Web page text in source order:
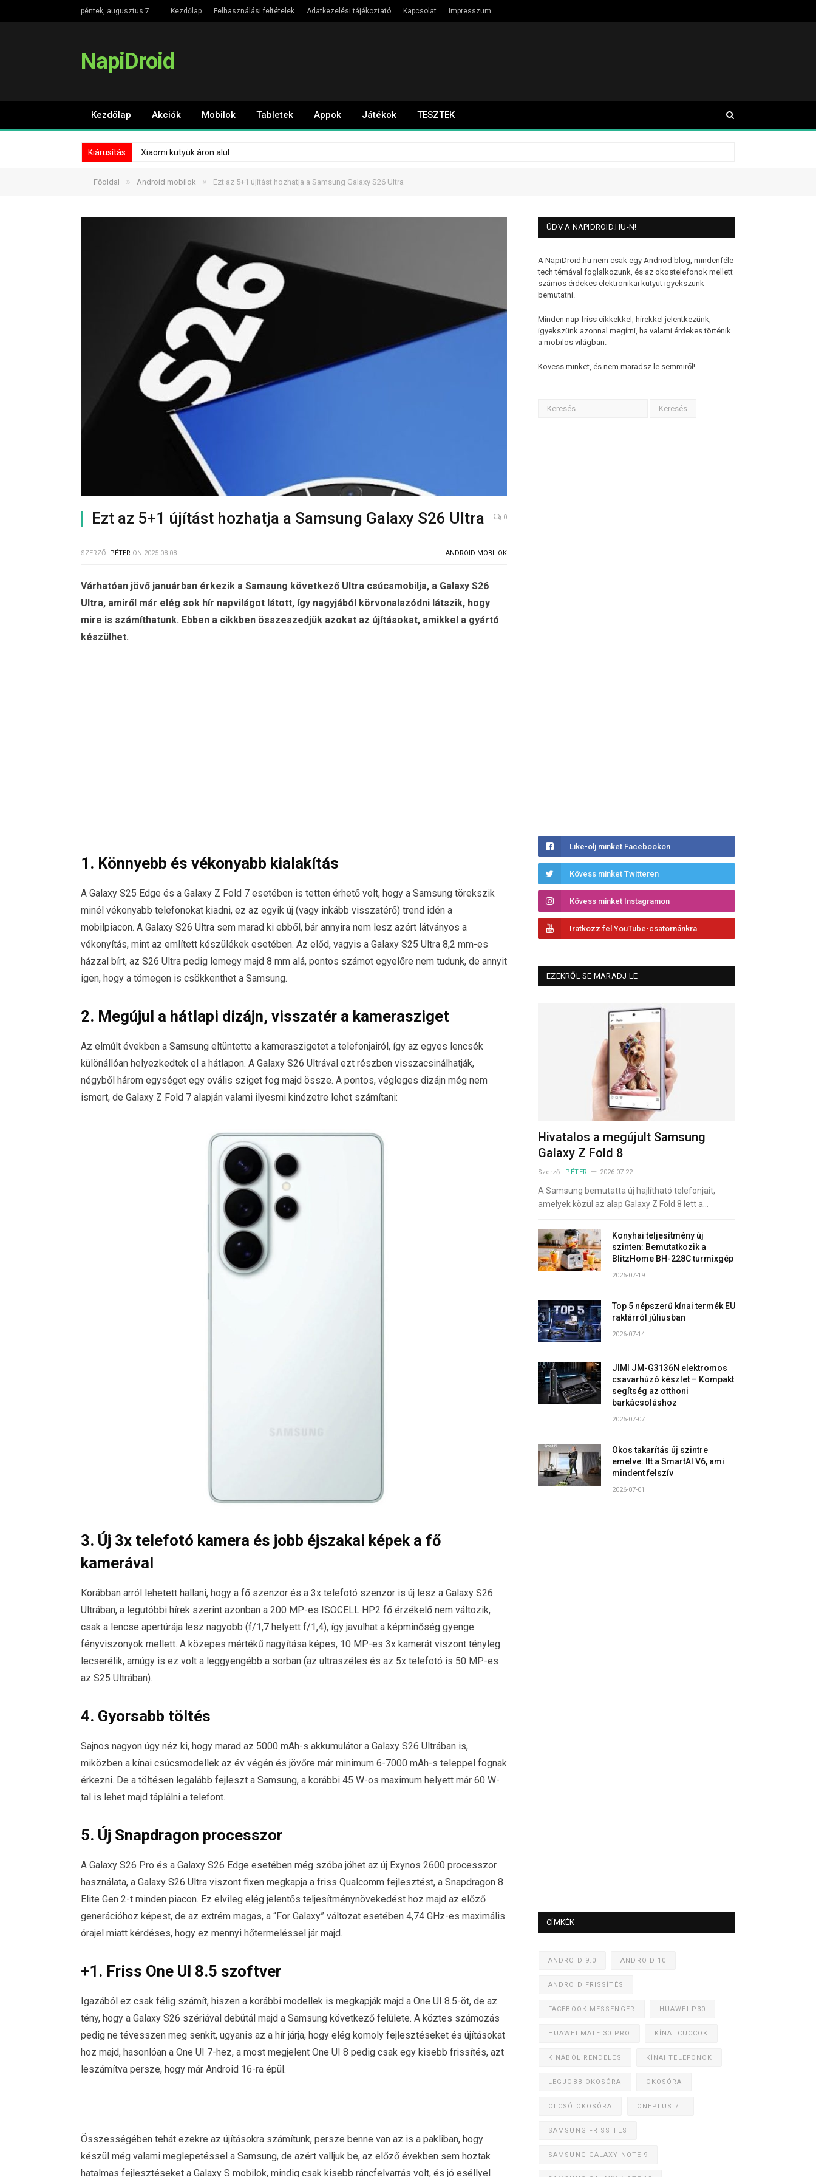
péntek, augusztus 7 Kezdőlap Felhasználási feltételek Adatkezelési tájékoztató Kapcsolat Impresszum
NapiDroid
Kezdőlap Akciók Mobilok Tabletek Appok Játékok TESZTEK
Kiárusítás Xiaomi kütyük áron alul
Főoldal » Android mobilok » Ezt az 5+1 újítást hozhatja a Samsung Galaxy S26 Ultra
Ezt az 5+1 újítást hozhatja a Samsung Galaxy S26 Ultra 0
SZERZŐ: PÉTER ON 2025-08-08 ANDROID MOBILOK
Várhatóan jövő januárban érkezik a Samsung következő Ultra csúcsmobilja, a Galaxy S26
Ultra, amiről már elég sok hír napvilágot látott, így nagyjából körvonalazódni látszik, hogy
mire is számíthatunk. Ebben a cikkben összeszedjük azokat az újításokat, amikkel a gyártó
készülhet.
1. Könnyebb és vékonyabb kialakítás
A Galaxy S25 Edge és a Galaxy Z Fold 7 esetében is tetten érhető volt, hogy a Samsung törekszik
minél vékonyabb telefonokat kiadni, ez az egyik új (vagy inkább visszatérő) trend idén a
mobilpiacon. A Galaxy S26 Ultra sem marad ki ebből, bár annyira nem lesz azért látványos a
vékonyítás, mint az említett készülékek esetében. Az előd, vagyis a Galaxy S25 Ultra 8,2 mm-es
házzal bírt, az S26 Ultra pedig lemegy majd 8 mm alá, pontos számot egyelőre nem tudunk, de annyit
igen, hogy a tömegen is csökkenthet a Samsung.
2. Megújul a hátlapi dizájn, visszatér a kamerasziget
Az elmúlt években a Samsung eltüntette a kameraszigetet a telefonjairól, így az egyes lencsék
különállóan helyezkedtek el a hátlapon. A Galaxy S26 Ultrával ezt részben visszacsinálhatják,
négyből három egységet egy ovális sziget fog majd össze. A pontos, végleges dizájn még nem
ismert, de Galaxy Z Fold 7 alapján valami ilyesmi kinézetre lehet számítani:
3. Új 3x telefotó kamera és jobb éjszakai képek a fő
kamerával
Korábban arról lehetett hallani, hogy a fő szenzor és a 3x telefotó szenzor is új lesz a Galaxy S26
Ultrában, a legutóbbi hírek szerint azonban a 200 MP-es ISOCELL HP2 fő érzékelő nem változik,
csak a lencse apertúrája lesz nagyobb (f/1,7 helyett f/1,4), így javulhat a képminőség gyenge
fényviszonyok mellett. A közepes mértékű nagyítása képes, 10 MP-es 3x kamerát viszont tényleg
lecserélik, amúgy is ez volt a leggyengébb a sorban (az ultraszéles és az 5x telefotó is 50 MP-es
az S25 Ultrában).
4. Gyorsabb töltés
Sajnos nagyon úgy néz ki, hogy marad az 5000 mAh-s akkumulátor a Galaxy S26 Ultrában is,
miközben a kínai csúcsmodellek az év végén és jövőre már minimum 6-7000 mAh-s teleppel fognak
érkezni. De a töltésen legalább fejleszt a Samsung, a korábbi 45 W-os maximum helyett már 60 W-
tal is lehet majd táplálni a telefont.
5. Új Snapdragon processzor
A Galaxy S26 Pro és a Galaxy S26 Edge esetében még szóba jöhet az új Exynos 2600 processzor
használata, a Galaxy S26 Ultra viszont fixen megkapja a friss Qualcomm fejlesztést, a Snapdragon 8
Elite Gen 2-t minden piacon. Ez elvileg elég jelentős teljesítménynövekedést hoz majd az előző
generációhoz képest, de az extrém magas, a “For Galaxy” változat esetében 4,74 GHz-es maximális
órajel miatt kérdéses, hogy ez mennyi hőtermeléssel jár majd.
+1. Friss One UI 8.5 szoftver
Igazából ez csak félig számít, hiszen a korábbi modellek is megkapják majd a One UI 8.5-öt, de az
tény, hogy a Galaxy S26 szériával debütál majd a Samsung következő felülete. A köztes számozás
pedig ne tévesszen meg senkit, ugyanis az a hír járja, hogy elég komoly fejlesztéseket és újításokat
hoz majd, hasonlóan a One UI 7-hez, a most megjelent One UI 8 pedig csak egy kisebb frissítés, azt
leszámítva persze, hogy már Android 16-ra épül.
Összességében tehát ezekre az újításokra számítunk, persze benne van az is a pakliban, hogy
készül még valami meglepetéssel a Samsung, de azért valljuk be, az előző években sem hoztak
hatalmas fejlesztéseket a Galaxy S mobilok, mindig csak kisebb ráncfelvarrás volt, és jó eséllyel
ÜDV A NAPIDROID.HU-N!
A NapiDroid.hu nem csak egy Andriod blog, mindenféle
tech témával foglalkozunk, és az okostelefonok mellett
számos érdekes elektronikai kütyüt igyekszünk
bemutatni.
Minden nap friss cikkekkel, hírekkel jelentkezünk,
igyekszünk azonnal megírni, ha valami érdekes történik
a mobilos világban.
Kövess minket, és nem maradsz le semmiről!
Like-olj minket Facebookon
Kövess minket Twitteren
Kövess minket Instagramon
Iratkozz fel YouTube-csatornánkra
EZEKRŐL SE MARADJ LE
Hivatalos a megújult Samsung
Galaxy Z Fold 8
Szerző: PÉTER 2026-07-22
A Samsung bemutatta új hajlítható telefonjait,
amelyek közül az alap Galaxy Z Fold 8 lett a…
Konyhai teljesítmény új
szinten: Bemutatkozik a
BlitzHome BH-228C turmixgép
2026-07-19
Top 5 népszerű kínai termék EU
raktárról júliusban
2026-07-14
JIMI JM-G3136N elektromos
csavarhúzó készlet – Kompakt
segítség az otthoni
barkácsoláshoz
2026-07-07
Okos takarítás új szintre
emelve: Itt a SmartAI V6, ami
mindent felszív
2026-07-01
CÍMKÉK
ANDROID 9.0 ANDROID 10
ANDROID FRISSÍTÉS
FACEBOOK MESSENGER HUAWEI P30
HUAWEI MATE 30 PRO KÍNAI CUCCOK
KÍNÁBÓL RENDELÉS KÍNAI TELEFONOK
LEGJOBB OKOSÓRA OKOSÓRA
OLCSÓ OKOSÓRA ONEPLUS 7T
SAMSUNG FRISSÍTÉS
SAMSUNG GALAXY NOTE 9